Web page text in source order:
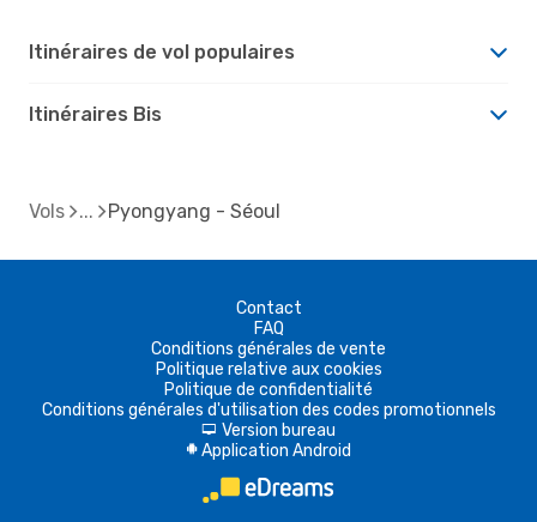
Itinéraires de vol populaires
Itinéraires Bis
Vols Pyongyang - Séoul
Contact
FAQ
Conditions générales de vente
Politique relative aux cookies
Politique de confidentialité
Conditions générales d'utilisation des codes promotionnels
d Version bureau
A Application Android